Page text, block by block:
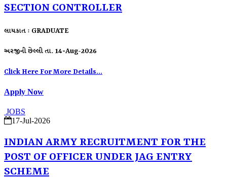
SECTION CONTROLLER
લાયકાત : GRADUATE
અરજીની છેલ્લી તા. 14-Aug-2026
Click Here For More Details...
Apply Now
JOBS
17-Jul-2026
INDIAN ARMY RECRUITMENT FOR THE
POST OF OFFICER UNDER JAG ENTRY
SCHEME